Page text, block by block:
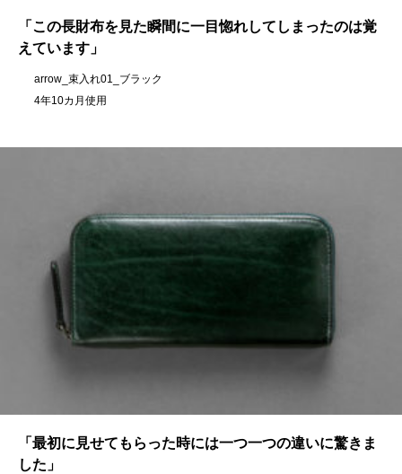
「この長財布を見た瞬間に一目惚れしてしまったのは覚
えています」
arrow_束入れ01_ブラック
4年10カ月使用
「最初に見せてもらった時には一つ一つの違いに驚きま
した」